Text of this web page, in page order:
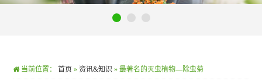
当前位置：首页 »资讯&知识 »最著名的灭虫植物—除虫菊